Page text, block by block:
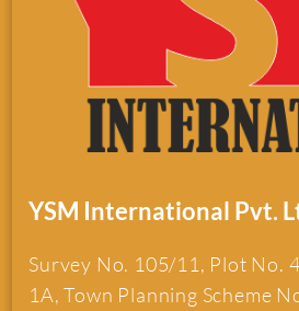
YSM International Pvt.
Survey No. 105/11, Plot No.
1A, Town Planning Scheme